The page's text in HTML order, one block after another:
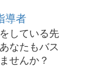
導者
している先
なたもバス
せんか？